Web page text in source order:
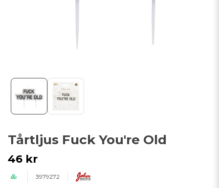
Tårtljus Fuck You're Old
46 kr
3979272